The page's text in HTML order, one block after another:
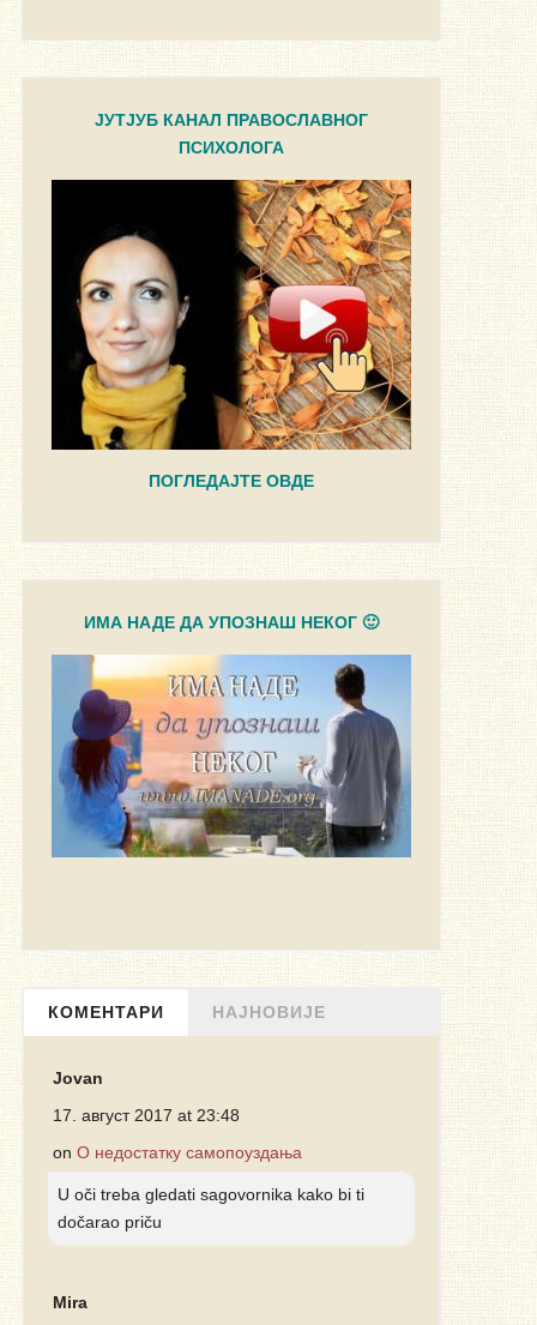
ЈУТЈУБ КАНАЛ ПРАВОСЛАВНОГ
ПСИХОЛОГА
ПОГЛЕДАЈТЕ ОВДЕ
ИМА НАДЕ ДА УПОЗНАШ НЕКОГ 🙂
КОМЕНТАРИ НАЈНОВИЈЕ
Jovan
17. август 2017 at 23:48
on О недостатку самопоуздања
U oči treba gledati sagovornika kako bi ti
dočarao priču
Mira